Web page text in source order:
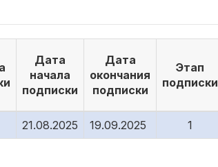
Дата
начала
подписки
Дата
окончания
подписки
Этап
подписки
21.08.2025 19.09.2025 1